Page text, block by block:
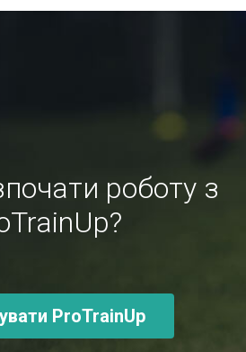
роботу з
ProTrainUp